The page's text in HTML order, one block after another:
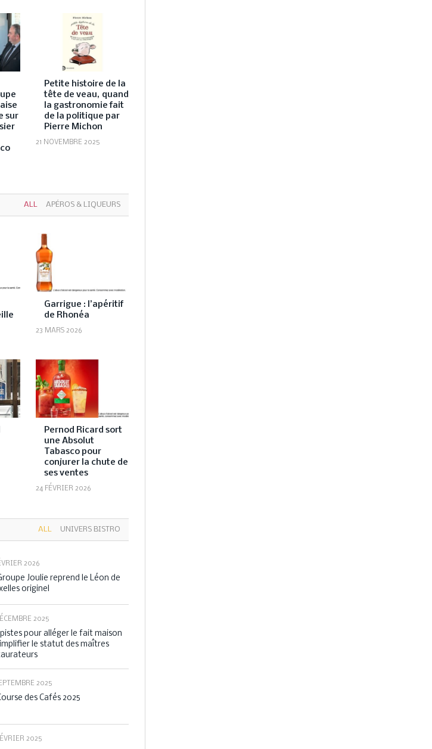
sur
Petite histoire de la
tête de veau, quand
la gastronomie fait
de la politique par
Pierre Michon
21 NOVEMBRE 2025
ALL APÉROS & LIQUEURS
Garrigue : l’apéritif
de Rhonéa
23 MARS 2026
Pernod Ricard sort
une Absolut
Tabasco pour
conjurer la chute de
ses ventes
24 FÉVRIER 2026
ALL UNIVERS BISTRO
2026
Joulie reprend le Léon de
originel
2025
pistes pour alléger le fait maison
le statut des maîtres
2025
des Cafés 2025
2025